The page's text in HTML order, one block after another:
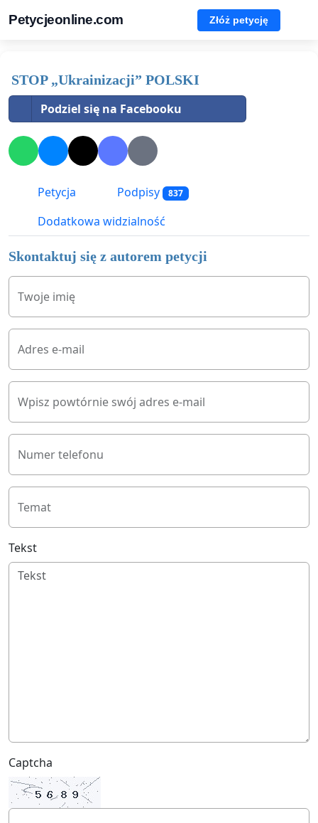
Petycjeonline.com Złóż petycję
STOP „Ukrainizacji” POLSKI
Podziel się na Facebooku
Petycja Podpisy 837
Dodatkowa widzialność
Skontaktuj się z autorem petycji
Twoje imię
Adres e-mail
Wpisz powtórnie swój adres e-mail
Numer telefonu
Temat
Tekst
Captcha